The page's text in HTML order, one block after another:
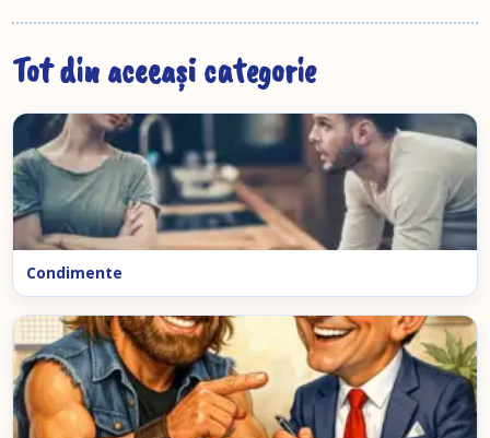
Tot din aceeași categorie
Condimente